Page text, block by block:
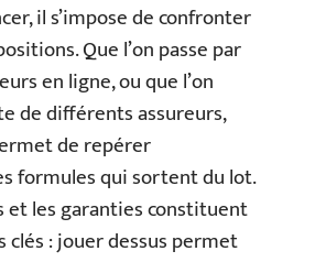
il s’impose de confronter
Que l’on passe par
en ligne, ou que l’on
de différents assureurs,
de repérer
formules qui sortent du lot.
et les garanties constituent
clés : jouer dessus permet